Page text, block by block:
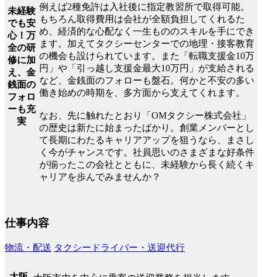
未経験
でも安
心！万
全の研
修に加
え、金
銭面の
フォロ
ーも充
実
例えば2種免許は入社後に指定教習所で取得可能。
もちろん取得費用は会社が全額負担してくれるた
め、経済的な心配なく一生もののスキルを手にでき
ます。加えてタクシーセンターでの地理・接客教育
の機会も設けられています。また「転職支援金10万
円」や「引っ越し支援金最大10万円」が支給される
など、金銭面のフォローも盤石。何かと不安の多い
働き始めの時期を、多方面から支えてくれます。
なお、先に触れたとおり「OMタクシー株式会社」
の歴史は新たに始まったばかり。創業メンバーとし
て長期にわたるキャリアアップを狙うなら、まさし
く今がチャンスです。社員思いのさまざまな好条件
が揃ったこの会社とともに、未経験から長く続くキ
ャリアを歩んでみませんか？
仕事内容
物流・配送 タクシードライバー・送迎代行